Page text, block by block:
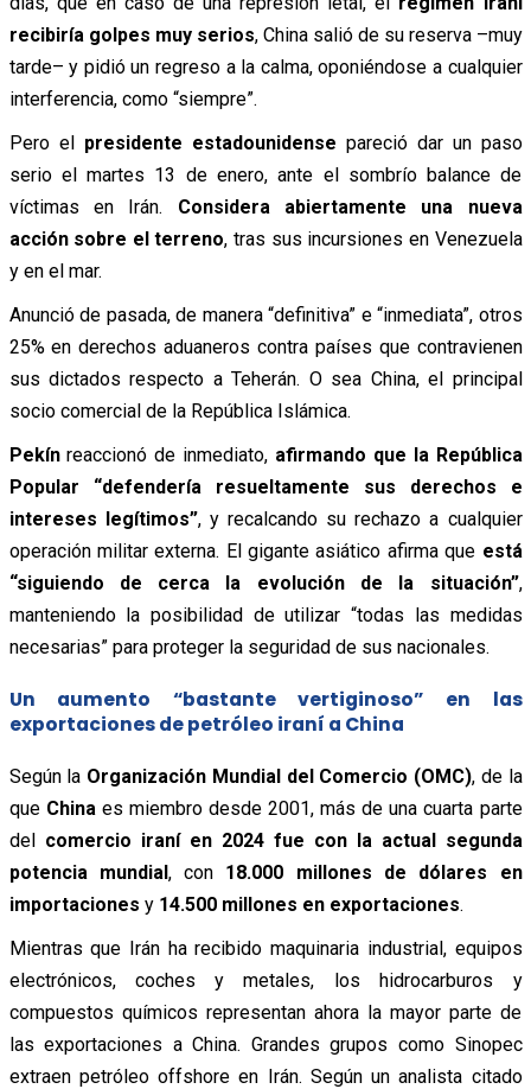
recibiría golpes muy serios, China salió de su reserva –muy
tarde– y pidió un regreso a la calma, oponiéndose a cualquier
interferencia, como “siempre”.
Pero el presidente estadounidense pareció dar un paso
serio el martes 13 de enero, ante el sombrío balance de
víctimas en Irán. Considera abiertamente una nueva
acción sobre el terreno, tras sus incursiones en Venezuela
y en el mar.
Anunció de pasada, de manera “definitiva” e “inmediata”, otros
25% en derechos aduaneros contra países que contravienen
sus dictados respecto a Teherán. O sea China, el principal
socio comercial de la República Islámica.
Pekínreaccionó de inmediato, afirmando que la República
Popular “defendería resueltamente sus derechos e
intereses legítimos”, y recalcando su rechazo a cualquier
operación militar externa. El gigante asiático afirma que está
“siguiendo de cerca la evolución de la situación”,
manteniendo la posibilidad de utilizar “todas las medidas
necesarias” para proteger la seguridad de sus nacionales.
Un aumento “bastante vertiginoso” en las
exportaciones de petróleo iraní a China
Según la Organización Mundial del Comercio (OMC), de la
que China es miembro desde 2001, más de una cuarta parte
delcomercio iraní en 2024 fue con la actual segunda
potencia mundial, con 18.000 millones de dólares en
importaciones y 14.500 millones en exportaciones.
Mientras que Irán ha recibido maquinaria industrial, equipos
electrónicos, coches y metales, los hidrocarburos y
compuestos químicos representan ahora la mayor parte de
las exportaciones a China. Grandes grupos como Sinopec
extraen petróleo offshore en Irán. Según un analista citado